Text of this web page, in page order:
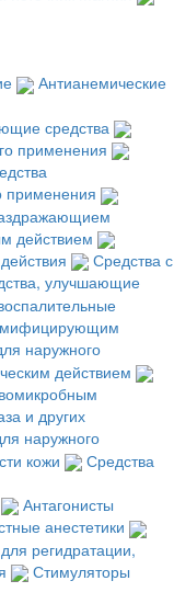
Антианемические
средства
применения
применения
действием
Средства с
улучшающие
наружного
действием
и других
наружного
кожи
Средства
Антагонисты
анестетики
регидратации,
Стимуляторы